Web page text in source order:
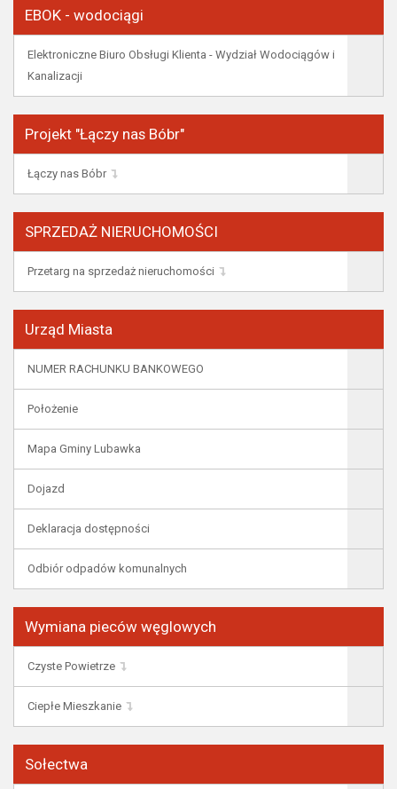
EBOK - wodociągi
Elektroniczne Biuro Obsługi Klienta - Wydział Wodociągów i
Kanalizacji
Projekt "Łączy nas Bóbr"
Łączy nas Bóbr
SPRZEDAŻ NIERUCHOMOŚCI
Przetarg na sprzedaż nieruchomości
Urząd Miasta
NUMER RACHUNKU BANKOWEGO
Położenie
Mapa Gminy Lubawka
Dojazd
Deklaracja dostępności
Odbiór odpadów komunalnych
Wymiana pieców węglowych
Czyste Powietrze
Ciepłe Mieszkanie
Sołectwa